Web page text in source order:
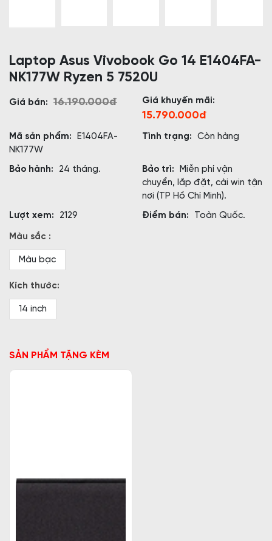
Laptop Asus Vivobook Go 14 E1404FA-
NK177W Ryzen 5 7520U
Giá bán: 16.190.000đ Giá khuyến mãi:
15.790.000đ
Mã sản phẩm:
E1404FA-
NK177W
Tình trạng: Còn hàng
Bảo hành: 24 tháng. Bảo trì:
Miễn phí vận
chuyển, lắp đặt, cài win tận
nơi (TP Hồ Chí Minh).
Lượt xem:
2129 Điểm bán: Toàn Quốc.
Màu sắc :
Màu bạc
Kích thước:
14 inch
SẢN PHẨM TẶNG KÈM